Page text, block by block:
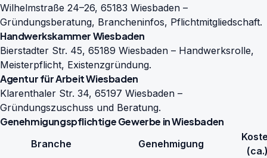
Wilhelmstraße 24–26, 65183 Wiesbaden –
Gründungsberatung, Brancheninfos, Pflichtmitgliedschaft.
Handwerkskammer Wiesbaden
Bierstadter Str. 45, 65189 Wiesbaden – Handwerksrolle,
Meisterpflicht, Existenzgründung.
Agentur für Arbeit Wiesbaden
Klarenthaler Str. 34, 65197 Wiesbaden –
Gründungszuschuss und Beratung.
Genehmigungspflichtige Gewerbe in Wiesbaden
Branche Genehmigung